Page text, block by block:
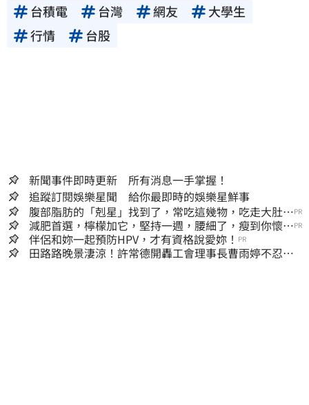
台積電 台灣 網友
大學生
行情
台股
新聞事件即時更新 所有消息一手掌握！
追蹤訂閱娛樂星聞 給你最即時的娛樂星鮮事
腹部脂肪的「剋星」找到了，常吃這幾物，吃走大肚
囊，瘦出小蠻腰
PR
減肥首選，檸檬加它，堅持一週，腰細了，瘦到你懷疑
人生
PR
伴侶和妳一起預防HPV，才有資格說愛妳！ PR
田路路晚景淒涼！許常德開轟工會理事長曹雨婷不忍